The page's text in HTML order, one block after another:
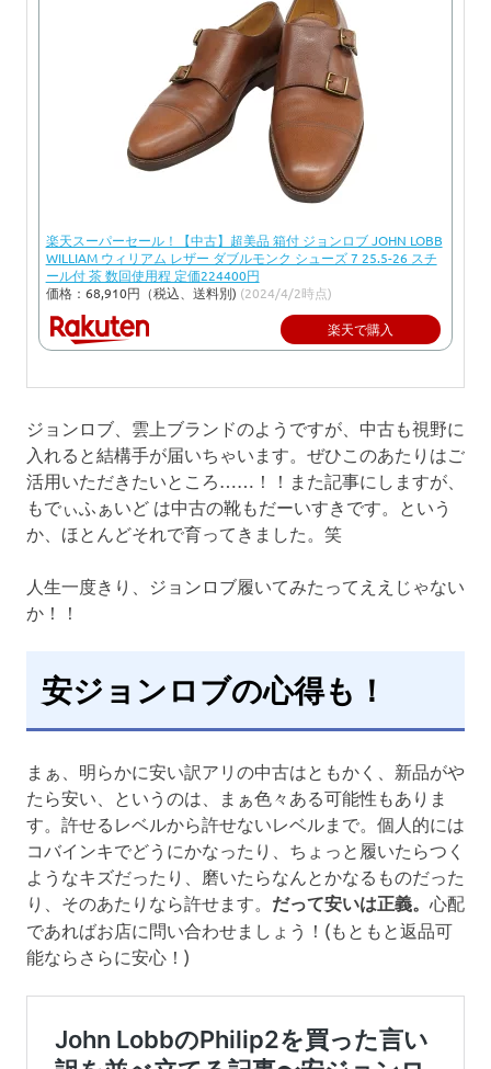
楽天スーパーセール！【中古】超美品 箱付 ジョンロブ JOHN LOBB
WILLIAM ウィリアム レザー ダブルモンク シューズ 7 25.5-26 スチ
ール付 茶 数回使用程 定価224400円
価格：68,910円（税込、送料別) (2024/4/2時点)
楽天で購入
ジョンロブ、雲上ブランドのようですが、中古も視野に
入れると結構手が届いちゃいます。ぜひこのあたりはご
活用いただきたいところ……！！また記事にしますが、
もでぃふぁいど は中古の靴もだーいすきです。という
か、ほとんどそれで育ってきました。笑
人生一度きり、ジョンロブ履いてみたってええじゃない
か！！
安ジョンロブの心得も！
まぁ、明らかに安い訳アリの中古はともかく、新品がや
たら安い、というのは、まぁ色々ある可能性もありま
す。許せるレベルから許せないレベルまで。個人的には
コバインキでどうにかなったり、ちょっと履いたらつく
ようなキズだったり、磨いたらなんとかなるものだった
り、そのあたりなら許せます。 だって安いは正義。 心配
であればお店に問い合わせましょう！(もともと返品可
能ならさらに安心！)